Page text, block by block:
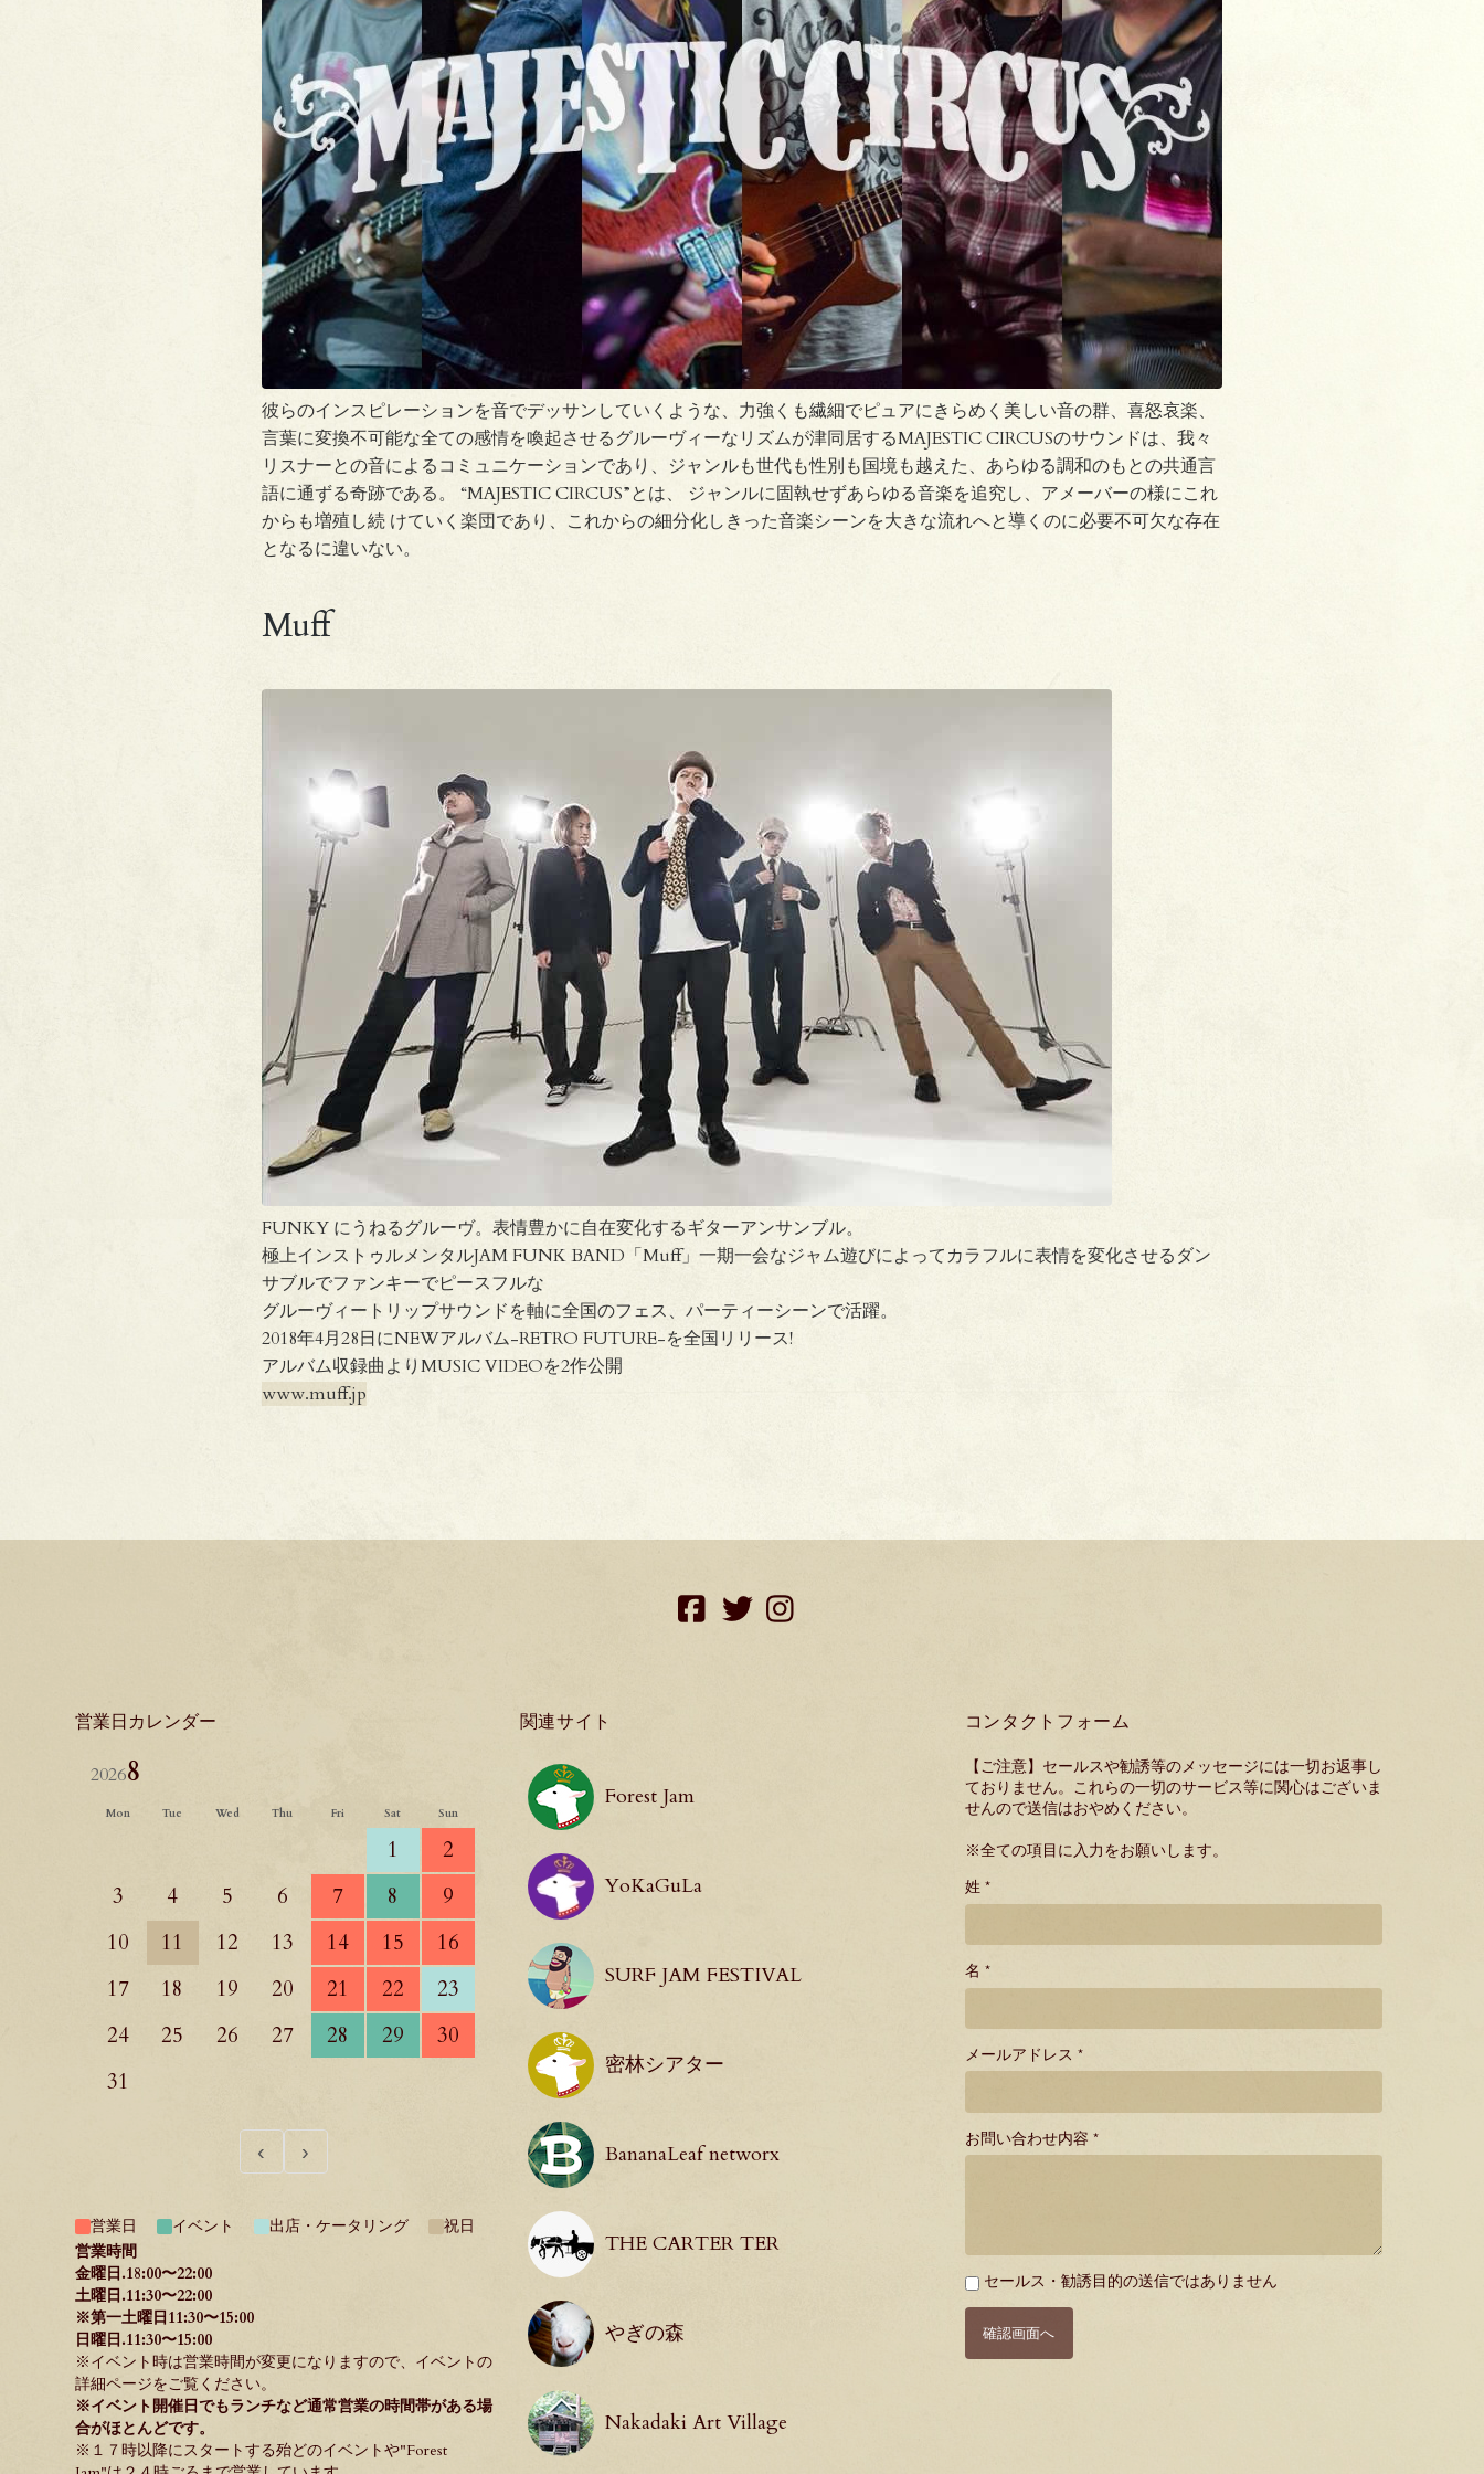
彼らのインスピレーションを音でデッサンしていくような、力強くも繊細でピュアにきらめく美しい音の群、喜怒哀楽、
言葉に変換不可能な全ての感情を喚起させるグルーヴィーなリズムが津同居するMAJESTIC CIRCUSのサウンドは、我々
リスナーとの音によるコミュニケーションであり、ジャンルも世代も性別も国境も越えた、あらゆる調和のもとの共通言
語に通ずる奇跡である。 “MAJESTIC CIRCUS”とは、 ジャンルに固執せずあらゆる音楽を追究し、アメーバーの様にこれ
からも増殖し続 けていく楽団であり、これからの細分化しきった音楽シーンを大きな流れへと導くのに必要不可欠な存在
となるに違いない。
Muff
FUNKY にうねるグルーヴ。表情豊かに自在変化するギターアンサンブル。
極上インストゥルメンタルJAM FUNK BAND「Muff」一期一会なジャム遊びによってカラフルに表情を変化させるダン
サブルでファンキーでピースフルな
グルーヴィートリップサウンドを軸に全国のフェス、パーティーシーンで活躍。
2018年4月28日にNEWアルバム-RETRO FUTURE-を全国リリース!
アルバム収録曲よりMUSIC VIDEOを2作公開
www.muff.jp
営業日カレンダー
20268
Mon Tue Wed Thu Fri Sat Sun
1
2
3
4 5 6 7 8
9
10
11 12 13 14 15
16
17
18 19 20 21 22
23
24
25 26 27 28 29
30
31
‹ ›
営業日 イベント 出店・ケータリング
祝日
営業時間
金曜日.18:00〜22:00
土曜日.11:30〜22:00
※第一土曜日11:30〜15:00
日曜日.11:30〜15:00
※イベント時は営業時間が変更になりますので、イベントの
詳細ページをご覧ください。
※イベント開催日でもランチなど通常営業の時間帯がある場
合がほとんどです。
※１７時以降にスタートする殆どのイベントや"Forest
関連サイト
Forest Jam
YoKaGuLa
SURF JAM FESTIVAL
密林シアター
BananaLeaf networx
THE CARTER TER
やぎの森
Nakadaki Art Village
コンタクトフォーム
【ご注意】セールスや勧誘等のメッセージには一切お返事し
ておりません。これらの一切のサービス等に関心はございま
せんので送信はおやめください。
※全ての項目に入力をお願いします。
姓 *
名 *
メールアドレス *
お問い合わせ内容 *
必 セールス・勧誘目的の送信ではありません
確認画面へ